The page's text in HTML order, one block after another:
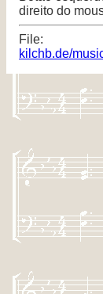
direito do
File:
kilchb.de/